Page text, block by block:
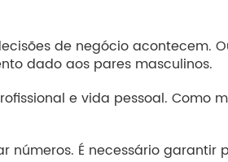
de negócio acontecem.
dado aos pares masculinos.
e vida pessoal. Como
É necessário